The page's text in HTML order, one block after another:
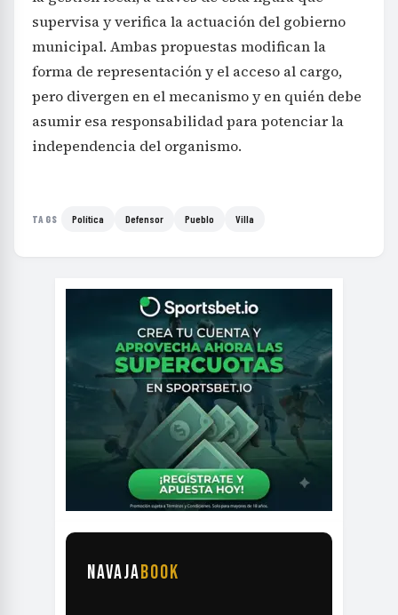
supervisa y verifica la actuación del gobierno
municipal. Ambas propuestas modifican la
forma de representación y el acceso al cargo,
pero divergen en el mecanismo y en quién debe
asumir esa responsabilidad para potenciar la
independencia del organismo.
TAGS Política Defensor Pueblo Villa
NAVAJABOOK